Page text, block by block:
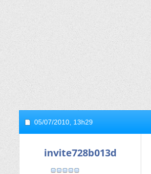
05/07/2010, 13h29
invite728b013d